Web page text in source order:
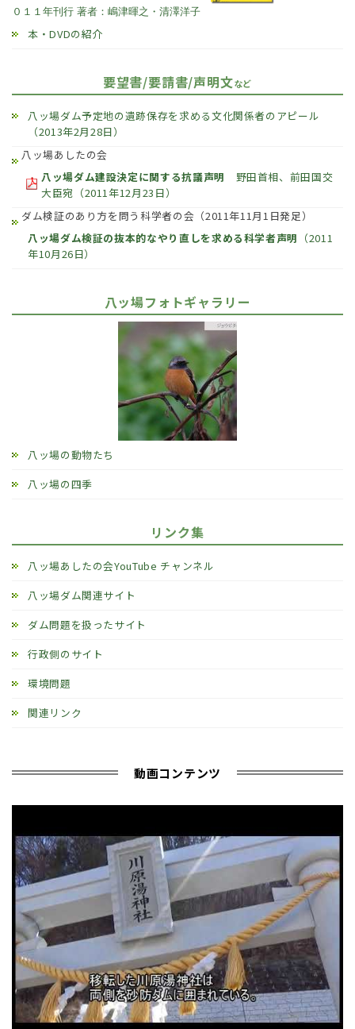
０１１年刊行 著者：嶋津暉之・清澤洋子
本・DVDの紹介
要望書/要請書/声明文など
八ッ場ダム予定地の遺跡保存を求める文化関係者のアピール
（2013年2月28日）
八ッ場あしたの会
八ッ場ダム建設決定に関する抗議声明 野田首相、前田国交
大臣宛（2011年12月23日）
ダム検証のあり方を問う科学者の会（2011年11月1日発足）
八ッ場ダム検証の抜本的なやり直しを求める科学者声明 （2011
年10月26日）
八ッ場フォトギャラリー
八ッ場の動物たち
八ッ場の四季
リンク集
八ッ場あしたの会YouTube チャンネル
八ッ場ダム関連サイト
ダム問題を扱ったサイト
行政側のサイト
環境問題
関連リンク
動画コンテンツ